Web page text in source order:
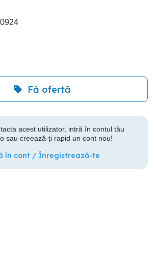
Fă ofertă
acest utilizator, intră în contul tău
sau creează-ți rapid un cont nou!
în cont / Înregistrează-te